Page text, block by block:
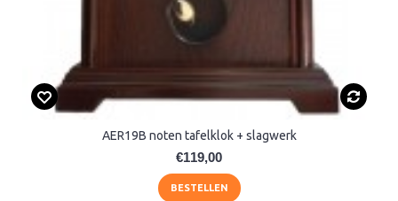
AER19B noten tafelklok + slagwerk
€119,00
BESTELLEN